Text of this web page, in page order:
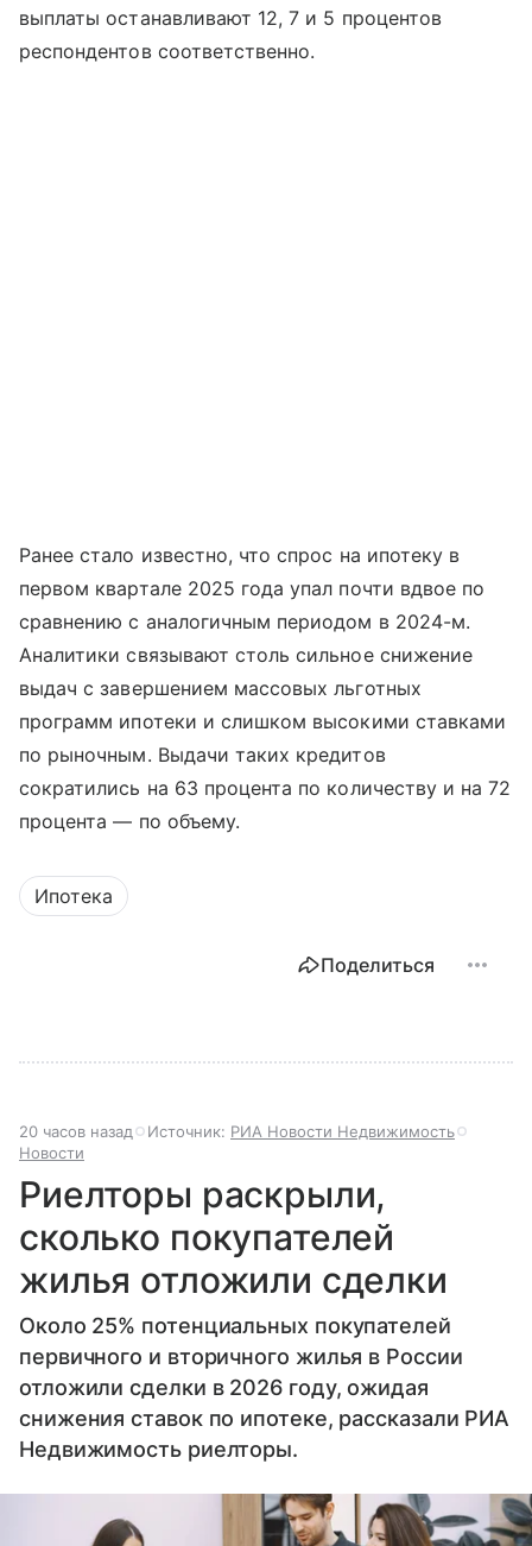
выплаты останавливают 12, 7 и 5 процентов
респондентов соответственно.
Ранее стало известно, что спрос на ипотеку в
первом квартале 2025 года упал почти вдвое по
сравнению с аналогичным периодом в 2024-м.
Аналитики связывают столь сильное снижение
выдач с завершением массовых льготных
программ ипотеки и слишком высокими ставками
по рыночным. Выдачи таких кредитов
сократились на 63 процента по количеству и на 72
процента — по объему.
Ипотека
Поделиться
20 часов назад Источник: РИА Новости Недвижимость
Новости
Риелторы раскрыли,
сколько покупателей
жилья отложили сделки
Около 25% потенциальных покупателей
первичного и вторичного жилья в России
отложили сделки в 2026 году, ожидая
снижения ставок по ипотеке, рассказали РИА
Недвижимость риелторы.